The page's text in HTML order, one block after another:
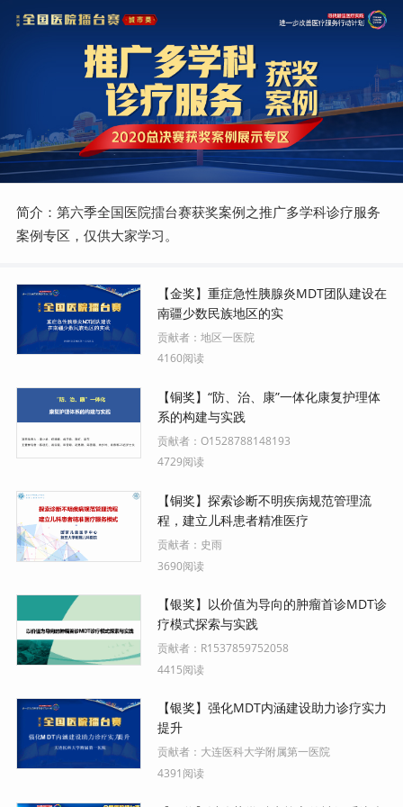
简介：第六季全国医院擂台赛获奖案例之推广多学科诊疗服务
案例专区，仅供大家学习。
【金奖】重症急性胰腺炎MDT团队建设在
南疆少数民族地区的实
贡献者： 地区一医院
4160阅读
【铜奖】“防、治、康”一体化康复护理体
系的构建与实践
贡献者： O1528788148193
4729阅读
【铜奖】探索诊断不明疾病规范管理流
程，建立儿科患者精准医疗
贡献者： 史雨
3690阅读
【银奖】以价值为导向的肿瘤首诊MDT诊
疗模式探索与实践
贡献者： R1537859752058
4415阅读
【银奖】强化MDT内涵建设助力诊疗实力
提升
贡献者： 大连医科大学附属第一医院
4391阅读